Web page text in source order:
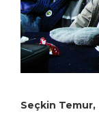
Seçkin Temur,